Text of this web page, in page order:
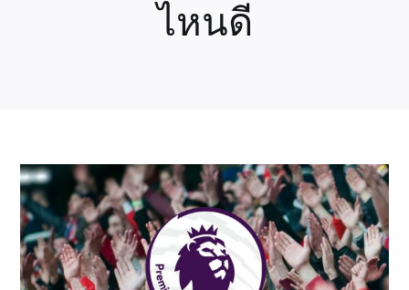
ไหนดี